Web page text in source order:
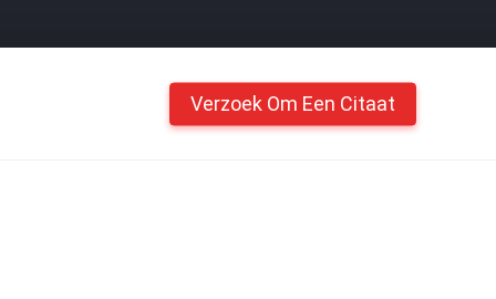
Verzoek Om Een Citaat